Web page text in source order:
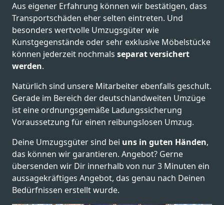
Aus eigener Erfahrung können wir bestätigen, dass
Transportschäden eher selten eintreten. Und
besonders wertvolle Umzugsgüter wie
Kunstgegenstände oder sehr exklusive Möbelstücke
können jederzeit nochmals separat versichert
werden.
Natürlich sind unsere Mitarbeiter ebenfalls geschult.
Gerade im Bereich der deutschlandweiten Umzüge
ist eine ordnungsgemäße Ladungssicherung
Voraussetzung für einen reibungslosen Umzug.
Deine Umzugsgüter sind bei uns in guten Händen,
das können wir garantieren. Angebot? Gerne
übersenden wir Dir innerhalb von nur 3 Minuten ein
aussagekräftiges Angebot, das genau nach Deinen
Bedürfnissen erstellt wurde.